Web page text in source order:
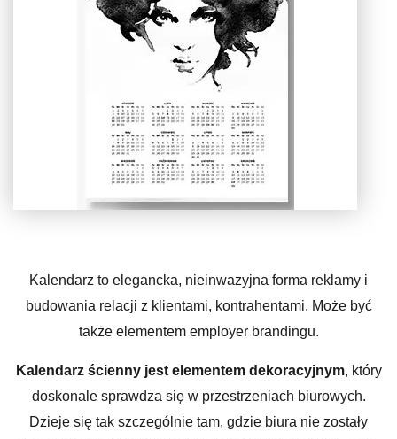
Kalendarz to elegancka, nieinwazyjna forma reklamy i
budowania relacji z klientami, kontrahentami. Może być
także elementem employer brandingu.
Kalendarz ścienny jest elementem dekoracyjnym, który
doskonale sprawdza się w przestrzeniach biurowych.
Dzieje się tak szczególnie tam, gdzie biura nie zostały